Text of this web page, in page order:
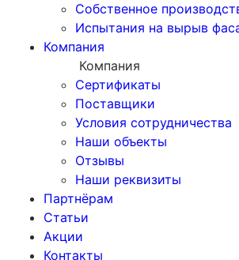
Собственное
Испытания на вырыв
Компания
Компания
Сертификаты
Поставщики
Условия сотрудничества
Наши объекты
Отзывы
Наши реквизиты
Партнёрам
Статьи
Акции
Контакты